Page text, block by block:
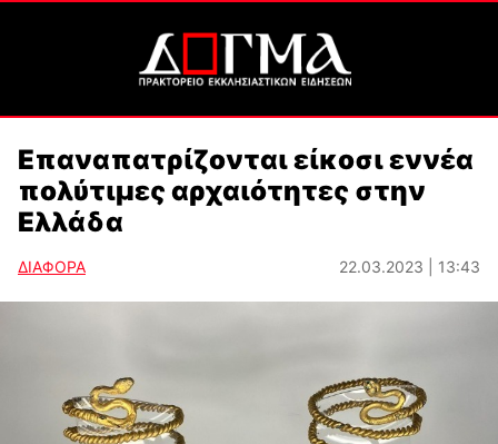
Επαναπατρίζονται είκοσι εννέα
πολύτιμες αρχαιότητες στην
Ελλάδα
ΔΙΑΦΟΡΑ 22.03.2023 | 13:43